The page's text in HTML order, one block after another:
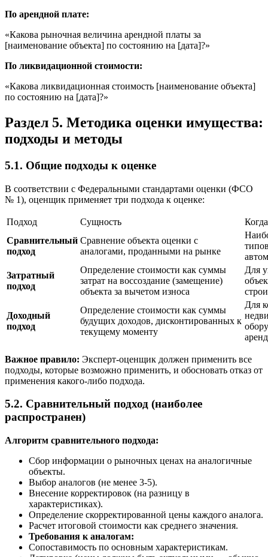
По арендной плате:
«Какова рыночная величина арендной платы за
[наименование объекта] по состоянию на [дата]?»
По ликвидационной стоимости:
«Какова ликвидационная стоимость [наименование объекта]
по состоянию на [дата]?»
Раздел 5. Методика оценки имущества:
подходы и методы
5.1. Общие подходы к оценке
В соответствии с Федеральными стандартами оценки (ФСО
№ 1), оценщик применяет три подхода к оценке:
Подход Сущность
Сравнительный
подход
Сравнение объекта оценки с
аналогами, проданными на рынке
Затратный
подход
Определение стоимости как суммы
затрат на воссоздание (замещение)
объекта за вычетом износа
Для
Доходный
подход
Определение стоимости как суммы
будущих доходов, дисконтированных к
текущему моменту
Для
Важное правило: Эксперт-оценщик должен применить все
подходы, которые возможно применить, и обосновать отказ от
применения какого-либо подхода.
5.2. Сравнительный подход (наиболее
распространен)
Алгоритм сравнительного подхода:
Сбор информации о рыночных ценах на аналогичные
объекты.
Выбор аналогов (не менее 3-5).
Внесение корректировок (на разницу в
характеристиках).
Определение скорректированной цены каждого аналога.
Расчет итоговой стоимости как среднего значения.
Требования к аналогам:
Сопоставимость по основным характеристикам.